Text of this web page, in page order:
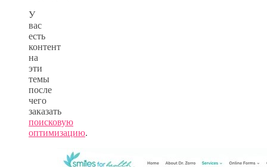
У
вас
есть
контент
на
эти
темы
после
чего
заказать
поисковую
оптимизацию.